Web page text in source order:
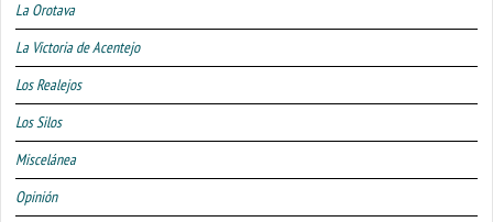
La Orotava
La Victoria de Acentejo
Los Realejos
Los Silos
Miscelánea
Opinión